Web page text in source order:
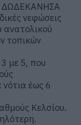
ΔΩΔΕΚΑΝΗΣΑ
νεφώσεις
ανατολικού
τοπικών
3 με 5, που
νότια έως 6
Κελσίου.